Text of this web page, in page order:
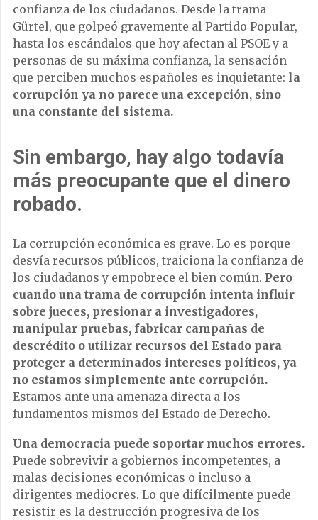
confianza de los ciudadanos. Desde la trama
Gürtel, que golpeó gravemente al Partido Popular,
hasta los escándalos que hoy afectan al PSOE y a
personas de su máxima confianza, la sensación
que perciben muchos españoles es inquietante: la
corrupción ya no parece una excepción, sino
una constante del sistema.
Sin embargo, hay algo todavía
más preocupante que el dinero
robado.
La corrupción económica es grave. Lo es porque
desvía recursos públicos, traiciona la confianza de
los ciudadanos y empobrece el bien común. Pero
cuando una trama de corrupción intenta influir
sobre jueces, presionar a investigadores,
manipular pruebas, fabricar campañas de
descrédito o utilizar recursos del Estado para
proteger a determinados intereses políticos, ya
no estamos simplemente ante corrupción.
Estamos ante una amenaza directa a los
fundamentos mismos del Estado de Derecho.
Una democracia puede soportar muchos errores.
Puede sobrevivir a gobiernos incompetentes, a
malas decisiones económicas o incluso a
dirigentes mediocres. Lo que difícilmente puede
resistir es la destrucción progresiva de los